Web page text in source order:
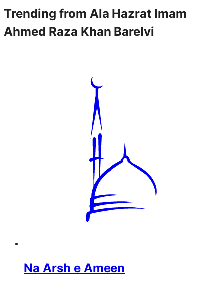
Trending from Ala Hazrat Imam
Ahmed Raza Khan Barelvi
Na Arsh e Ameen